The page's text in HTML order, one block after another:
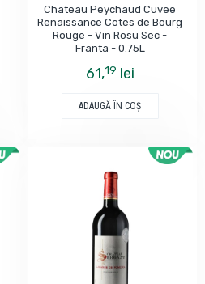
Chateau Peychaud Cuvee
Renaissance Cotes de Bourg
Rouge - Vin Rosu Sec -
Franta - 0.75L
61,19 lei
ADAUGĂ ÎN COŞ